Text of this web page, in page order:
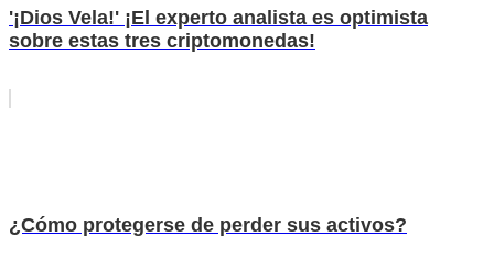
'¡Dios Vela!' ¡El experto analista es optimista
sobre estas tres criptomonedas!
¿Cómo protegerse de perder sus activos?